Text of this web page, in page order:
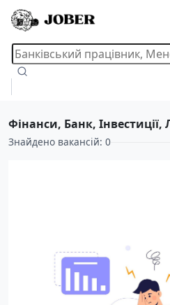
Фінанси, Банк, Інвестиції,
Знайдено вакансій: 0